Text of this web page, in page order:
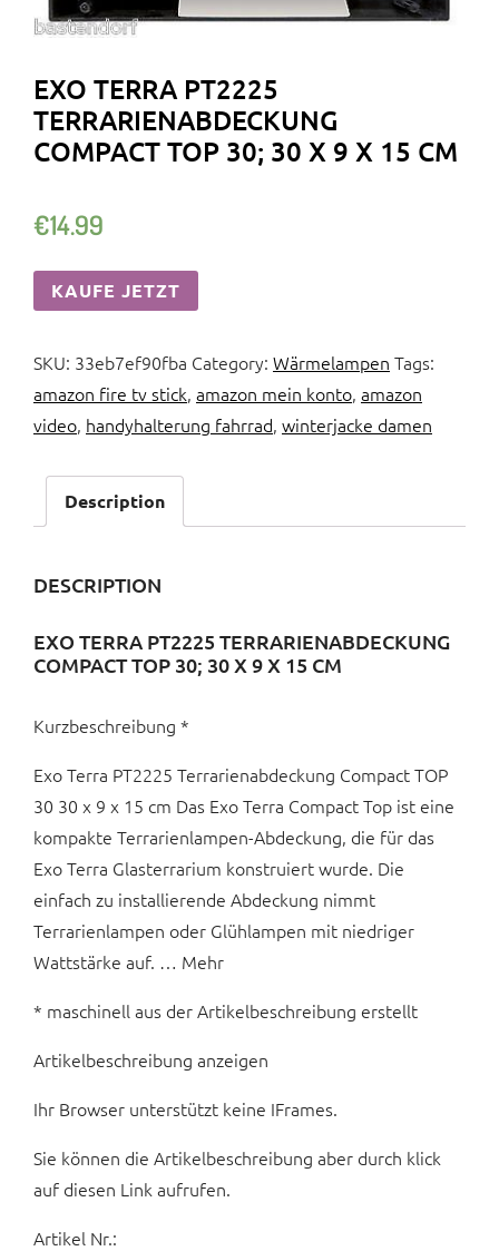
EXO TERRA PT2225
TERRARIENABDECKUNG
COMPACT TOP 30; 30 X 9 X 15 CM
€14.99
KAUFE JETZT
SKU: 33eb7ef90fba Category: Wärmelampen Tags:
amazon fire tv stick, amazon mein konto, amazon
video, handyhalterung fahrrad, winterjacke damen
Description
DESCRIPTION
EXO TERRA PT2225 TERRARIENABDECKUNG
COMPACT TOP 30; 30 X 9 X 15 CM
Kurzbeschreibung *
Exo Terra PT2225 Terrarienabdeckung Compact TOP
30 30 x 9 x 15 cm Das Exo Terra Compact Top ist eine
kompakte Terrarienlampen-Abdeckung, die für das
Exo Terra Glasterrarium konstruiert wurde. Die
einfach zu installierende Abdeckung nimmt
Terrarienlampen oder Glühlampen mit niedriger
Wattstärke auf. … Mehr
* maschinell aus der Artikelbeschreibung erstellt
Artikelbeschreibung anzeigen
Ihr Browser unterstützt keine IFrames.
Sie können die Artikelbeschreibung aber durch klick
auf diesen Link aufrufen.
Artikel Nr.: